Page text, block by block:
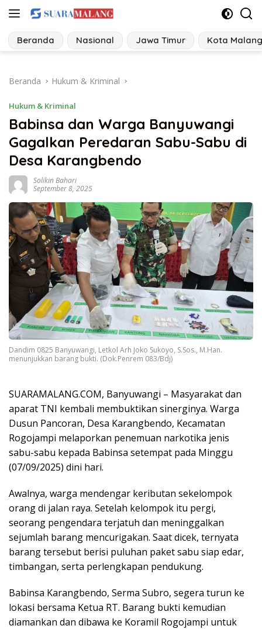
Langsung
konten
Beranda Nasional Jawa Timur Kota Malang
Beranda Hukum & Kriminal
Hukum & Kriminal
Babinsa dan Warga Banyuwangi
Gagalkan Peredaran Sabu-Sabu di
Desa Karangbendo
Solikin Bahari
September 8, 2025
Dandim 0825 Banyuwangi, Letkol Arh Joko Sukoyo, S.Sos., M.Han.
menunjukkan barang bukti. (Dok.Penrem 083/Bdj)
SUARAMALANG.COM, Banyuwangi – Masyarakat dan
aparat TNI kembali membuktikan sinerginya. Warga
Dusun Pancoran, Desa Karangbendo, Kecamatan
Rogojampi melaporkan penemuan narkotika jenis
sabu-sabu kepada Babinsa setempat pada Minggu
(07/09/2025) dini hari.
Awalnya, warga mendengar keributan sekelompok
orang di jalan raya. Setelah kelompok itu pergi,
seorang pengendara terjatuh dan meninggalkan
sejumlah barang mencurigakan. Saat dicek, ternyata
barang tersebut berisi puluhan paket sabu siap edar,
timbangan, serta perlengkapan pendukung.
Babinsa Karangbendo, Serma Subro, segera turun ke
lokasi bersama Ketua RT. Barang bukti kemudian
diamankan dan dibawa ke Koramil Rogojampi untuk